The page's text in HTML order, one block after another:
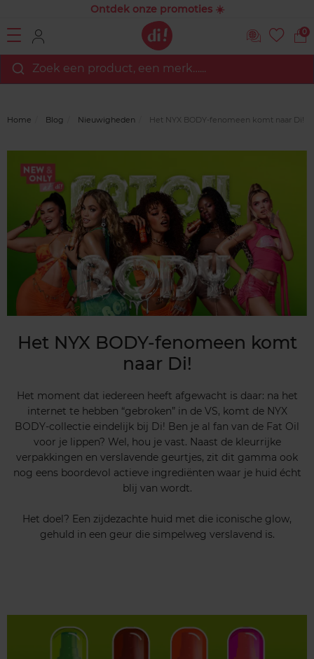
Ontdek onze promoties ☀️
0
Zoek een product, een merk…...
Home Blog Nieuwigheden Het NYX BODY‑fenomeen komt naar Di!
Het NYX BODY‑fenomeen komt
naar Di!
Het moment dat iedereen heeft afgewacht is daar: na het
internet te hebben “gebroken” in de VS, komt de NYX
BODY‑collectie eindelijk bij Di! Ben je al fan van de Fat Oil
voor je lippen? Wel, hou je vast. Naast de kleurrijke
verpakkingen en verslavende geurtjes, zit dit gamma ook
nog eens boordevol actieve ingrediënten waar je huid écht
blij van wordt.
Het doel? Een zijdezachte huid met die iconische glow,
gehuld in een geur die simpelweg verslavend is.